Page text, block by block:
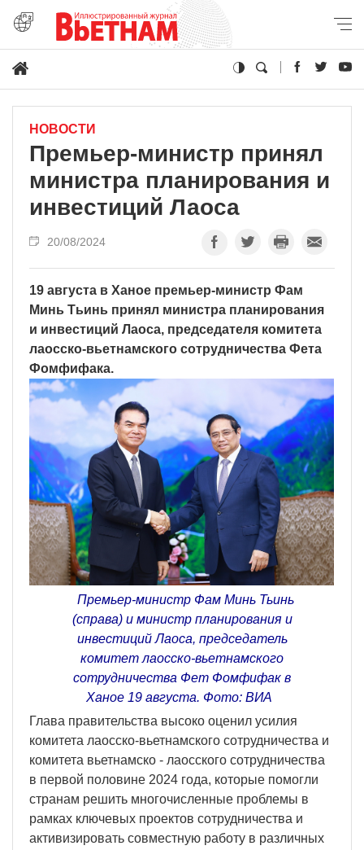
НОВОСТИ
Премьер-министр принял
министра планирования и
инвестиций Лаоса
20/08/2024
19 августа в Ханое премьер-министр Фам
Минь Тьинь принял министра планирования
и инвестиций Лаоса, председателя комитета
лаосско-вьетнамского сотрудничества Фета
Фомфифака.
Премьер-министр Фам Минь Тьинь
(справа) и министр планирования и
инвестиций Лаоса, председатель
комитет лаосско-вьетнамского
сотрудничества Фет Фомфифак в
Ханое 19 августа. Фото: ВИA
Глава правительства высоко оценил усилия
комитета лаосско-вьетнамского сотрудничества и
комитета вьетнамско - лаосского сотрудничества
в первой половине 2024 года, которые помогли
странам решить многочисленные проблемы в
рамках ключевых проектов сотрудничества и
активизировать совместную работу в различных